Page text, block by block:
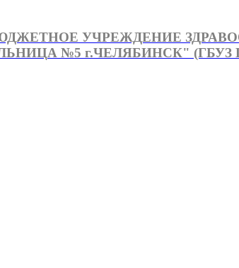
УЧРЕЖДЕНИЕ
№5 г.ЧЕЛЯБИНСК" (ГБУЗ